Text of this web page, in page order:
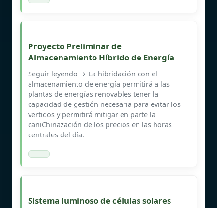
Proyecto Preliminar de
Almacenamiento Híbrido de Energía
Seguir leyendo → La hibridación con el
almacenamiento de energía permitirá a las
plantas de energías renovables tener la
capacidad de gestión necesaria para evitar los
vertidos y permitirá mitigar en parte la
caniChinazación de los precios en las horas
centrales del día.
Sistema luminoso de células solares